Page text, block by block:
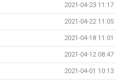
2021-04-23 11:17
2021-04-22 11:05
2021-04-18 11:01
2021-04-12 08:47
2021-04-01 10:13